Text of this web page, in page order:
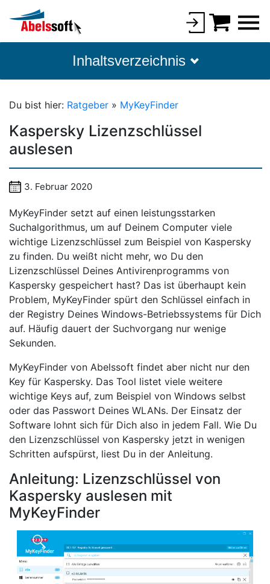
Inhaltsverzeichnis
Du bist hier: Ratgeber » MyKeyFinder
Kaspersky Lizenzschlüssel
auslesen
3. Februar 2020
MyKeyFinder setzt auf einen leistungsstarken
Suchalgorithmus, um auf Deinem Computer viele
wichtige Lizenzschlüssel zum Beispiel von Kaspersky
zu finden. Du weißt nicht mehr, wo Du den
Lizenzschlüssel Deines Antivirenprogramms von
Kaspersky gespeichert hast? Das ist überhaupt kein
Problem, MyKeyFinder spürt den Schlüssel einfach in
der Registry Deines Windows-Betriebssystems für Dich
auf. Häufig dauert der Suchvorgang nur wenige
Sekunden.
MyKeyFinder von Abelssoft findet aber nicht nur den
Key für Kaspersky. Das Tool listet viele weitere
wichtige Keys auf, zum Beispiel von Windows selbst
oder das Passwort Deines WLANs. Der Einsatz der
Software lohnt sich für Dich also in jedem Fall. Wie Du
den Lizenzschlüssel von Kaspersky jetzt in wenigen
Schritten aufspürst, liest Du in der Anleitung.
Anleitung: Lizenzschlüssel von
Kaspersky auslesen mit
MyKeyFinder